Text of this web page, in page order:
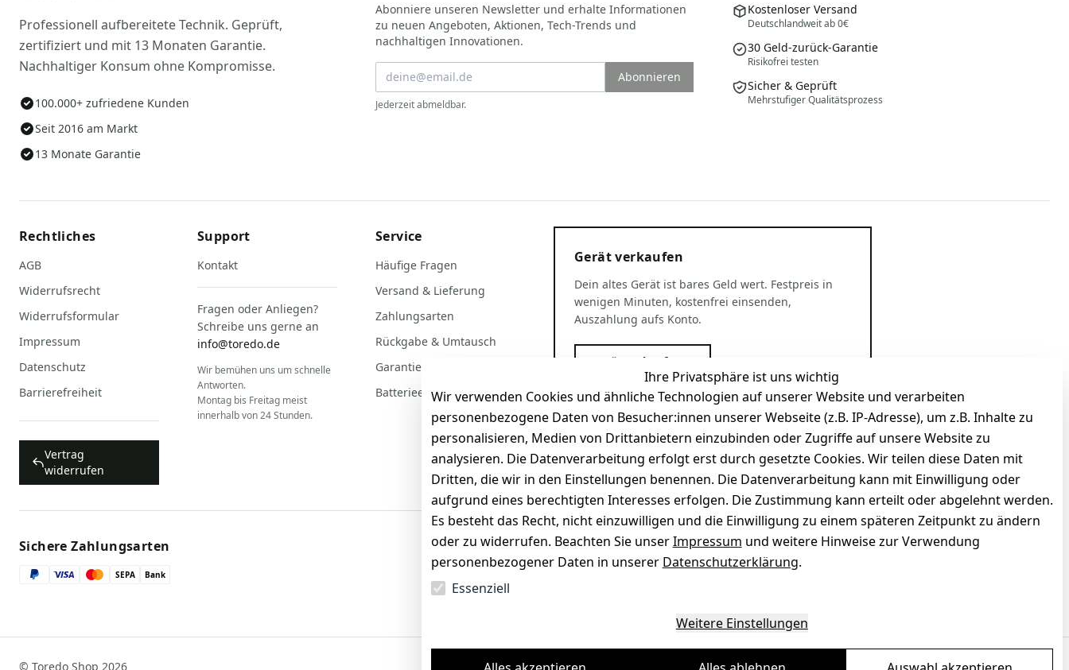
Ihre Privatsphäre ist uns wichtig
Wir verwenden Cookies und ähnliche Technologien auf unserer Website und verarbeiten
personenbezogene Daten von Besucher:innen unserer Webseite (z.B. IP-Adresse), um z.B. Inhalte zu
personalisieren, Medien von Drittanbietern einzubinden oder Zugriffe auf unsere Website zu
analysieren. Die Datenverarbeitung erfolgt erst durch gesetzte Cookies. Wir teilen diese Daten mit
Dritten, die wir in den Einstellungen benennen. Die Datenverarbeitung kann mit Einwilligung oder
aufgrund eines berechtigten Interesses erfolgen. Die Zustimmung kann erteilt oder abgelehnt werden.
Es besteht das Recht, nicht einzuwilligen und die Einwilligung zu einem späteren Zeitpunkt zu ändern
oder zu widerrufen. Beachten Sie unserImpressum und weitere Hinweise zur Verwendung
personenbezogener Daten in unserer Datenschutzerklärung.
Essenziell
Weitere Einstellungen
Professionell aufbereitete Technik. Geprüft,
zertifiziert und mit 13 Monaten Garantie.
Nachhaltiger Konsum ohne Kompromisse.
100.000+ zufriedene Kunden
Seit 2016 am Markt
13 Monate Garantie
Abonniere unseren Newsletter und erhalte Informationen
zu neuen Angeboten, Aktionen, Tech-Trends und
nachhaltigen Innovationen.
Abonnieren
Jederzeit abmeldbar.
Kostenloser Versand
Deutschlandweit ab 0€
30 Geld-zurück-Garantie
Risikofrei testen
Sicher & Geprüft
Mehrstufiger Qualitätsprozess
Rechtliches
AGB
Widerrufsrecht
Widerrufsformular
Impressum
Datenschutz
Barrierefreiheit
Vertrag
widerrufen
Support
Kontakt
Fragen oder Anliegen?
Schreibe uns gerne an
info@toredo.de
Wir bemühen uns um schnelle
Antworten.
Montag bis Freitag meist
innerhalb von 24 Stunden.
Service
Häufige Fragen
Versand & Lieferung
Zahlungsarten
Rückgabe & Umtausch
Garantiebedingungen
Batterieentsorgung
Gerät verkaufen
Dein altes Gerät ist bares Geld wert. Festpreis in
wenigen Minuten, kostenfrei einsenden,
Auszahlung aufs Konto.
Gerät verkaufen
Sichere Zahlungsarten
SEPA Bank
Sicherheit
© Toredo Shop 2026 Ein Baum pro Bestellung